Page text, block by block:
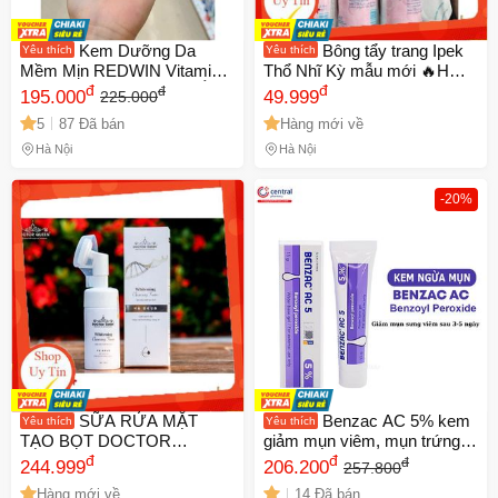
Yêu thích
Kem Dưỡng Da
Mềm Mịn REDWIN Vitamin
E Cream 300g - Dưỡng Ẩm,
Chống Lão Hóa, Phục Hồi Da
Tổn Thương, Chính Hãng Úc
195.000đ 225.000đ
5 87 Đã bán
Hà Nội
Yêu thích
Bông tẩy trang Ipek
Thổ Nhĩ Kỳ mẫu mới 🔥HOT
🔥 tẩy sạch bụi bẩn mềm dịu
49.999đ
Hàng mới về
Hà Nội
Yêu thích
SỮA RỬA MẶT
TẠO BỌT DOCTOR
QUEEN 🔥NEW🔥 (làm sạch
sâu,cấp ẩm,ngừa mụn sáng
244.999đ
Hàng mới về
-20%
Yêu thích
Benzac AC 5% kem
giảm mụn viêm, mụn trứng
cá,mụn bọc 15g
206.200đ 257.800đ
14 Đã bán